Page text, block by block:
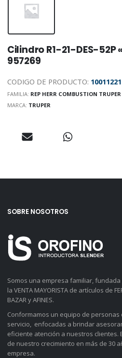
Cilindro R1-21-DES-52P
957269
CODIGO DE PRODUCTO: 10011221
FAMILIA: REP HERR COMBUSTION TRUPER
MARCA: TRUPER
SOBRE NOSOTROS
Somos una empresa familiar, fundada
la VENTA MAYORISTA de artículos de
BAZAR y AFINES.
Conformamos un equipo de personas
servicio, enfocadas a brindar
eficiente atención a nuestros clientes.
de nuestro crecimiento en más de 30
empresa.